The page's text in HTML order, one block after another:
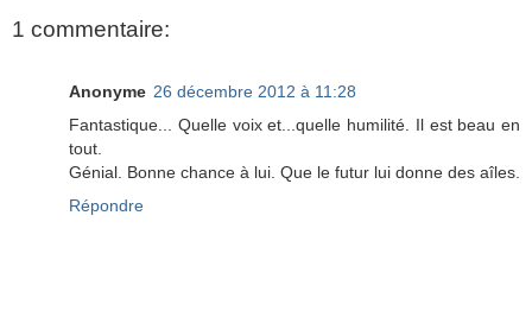
1 commentaire:
Anonyme 26 décembre 2012 à 11:28
Fantastique... Quelle voix et...quelle humilité. Il est beau en
tout.
Génial. Bonne chance à lui. Que le futur lui donne des aîles.
Répondre